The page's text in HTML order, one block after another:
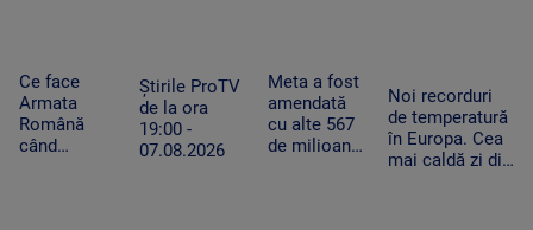
perspectiva
negativă
centimetri în
ultimele 3
zile la Paks
de ploi
torenţiale
Ce face
Armata
Română
când
Știrile ProTV
de la ora
19:00 -
07.08.2026
Meta a fost
amendată
cu alte 567
de milioane
Noi recorduri
de temperatură
în Europa. Cea
mai caldă zi din